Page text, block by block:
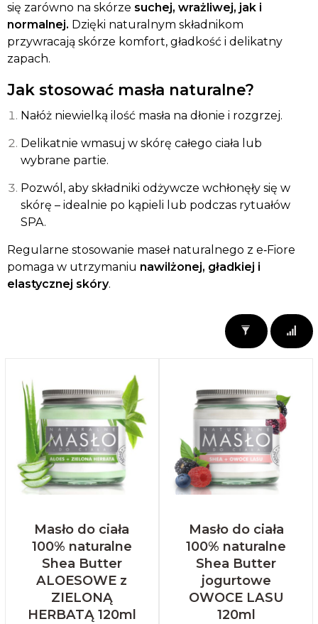
się zarówno na skórze suchej, wrażliwej, jak i
normalnej. Dzięki naturalnym składnikom
przywracają skórze komfort, gładkość i delikatny
zapach.
Jak stosować masła naturalne?
Nałóż niewielką ilość masła na dłonie i rozgrzej.
Delikatnie wmasuj w skórę całego ciała lub
wybrane partie.
Pozwól, aby składniki odżywcze wchłonęły się w
skórę – idealnie po kąpieli lub podczas rytuałów
SPA.
Regularne stosowanie maseł naturalnego z e‑Fiore
pomaga w utrzymaniu nawilżonej, gładkiej i
elastycznej skóry.
Masło do ciała
100% naturalne
Shea Butter
ALOESOWE z
ZIELONĄ
HERBATĄ 120ml
Masło do ciała
100% naturalne
Shea Butter
jogurtowe
OWOCE LASU
120ml